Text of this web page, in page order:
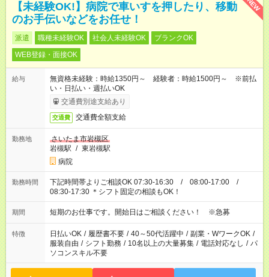
NEW
【未経験OK!】病院で車いすを押したり、移動
のお手伝いなどをお任せ！
派遣 職種未経験OK 社会人未経験OK
ブランクOK
WEB登録・面接OK
給与
無資格未経験：時給1350円～ 経験者：時給1500円～ ※前払
い・日払い・週払いOK
交通費別途支給あり
交通費 交通費全額支給
勤務地
さいたま市岩槻区
岩槻駅 / 東岩槻駅
病院
勤務時間
下記時間帯よりご相談OK 07:30-16:30 / 08:00-17:00 /
08:30-17:30 ＊シフト固定の相談もOK！
期間 短期のお仕事です。開始日はご相談ください！ ※急募
特徴 日払いOK / 履歴書不要 / 40～50代活躍中 / 副業・WワークOK /
服装自由 / シフト勤務 / 10名以上の大量募集 / 電話対応なし / パ
ソコンスキル不要